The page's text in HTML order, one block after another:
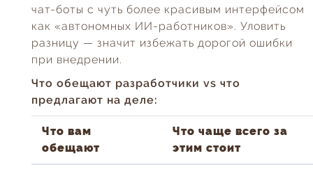
чат-боты с чуть более красивым интерфейсом
как «автономных ИИ-работников». Уловить
разницу — значит избежать дорогой ошибки
при внедрении.
Что обещают разработчики vs что
предлагают на деле:
Что вам
обещают
Что чаще всего за
этим стоит